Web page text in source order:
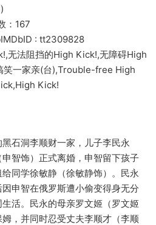
：167
: tt2309828
无法阻挡的High Kick!,无障碍High
笑一家亲(台),Trouble-free High
Kick!
石洞李顺财一家，儿子李民永
申智饰）正式离婚，申智留下孩子
同学徐敏静（徐敏静饰）。民永
申智在俄罗斯遭小偷变得身无分
活。民永的母亲罗文姬（罗文姬
，并同时忍受丈夫李顺才（李顺